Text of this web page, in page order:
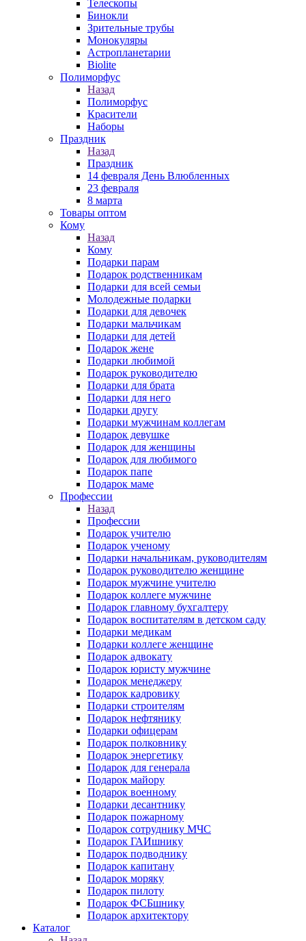
Телескопы
Бинокли
Зрительные трубы
Монокуляры
Астропланетарии
Biolite
Полиморфус
Назад
Полиморфус
Красители
Наборы
Праздник
Назад
Праздник
14 февраля День Влюбленных
23 февраля
8 марта
Товары оптом
Кому
Назад
Кому
Подарки парам
Подарок родственникам
Подарки для всей семьи
Молодежные подарки
Подарки для девочек
Подарки мальчикам
Подарки для детей
Подарок жене
Подарки любимой
Подарок руководителю
Подарки для брата
Подарки для него
Подарки другу
Подарки мужчинам коллегам
Подарок девушке
Подарок для женщины
Подарок для любимого
Подарок папе
Подарок маме
Профессии
Назад
Профессии
Подарок учителю
Подарок ученому
Подарки начальникам, руководителям
Подарок руководителю женщине
Подарок мужчине учителю
Подарок коллеге мужчине
Подарок главному бухгалтеру
Подарок воспитателям в детском саду
Подарки медикам
Подарки коллеге женщине
Подарок адвокату
Подарок юристу мужчине
Подарок менеджеру
Подарок кадровику
Подарки строителям
Подарок нефтянику
Подарки офицерам
Подарок полковнику
Подарок энергетику
Подарок для генерала
Подарок майору
Подарок военному
Подарки десантнику
Подарок пожарному
Подарок сотруднику МЧС
Подарок ГАИшнику
Подарок подводнику
Подарок капитану
Подарок моряку
Подарок пилоту
Подарок ФСБшнику
Подарок архитектору
Каталог